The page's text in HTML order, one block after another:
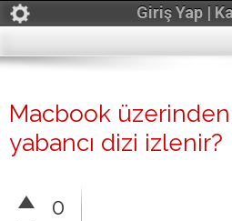
Giriş Yap |
Macbook üzerinden
yabancı dizi izlenir?
0